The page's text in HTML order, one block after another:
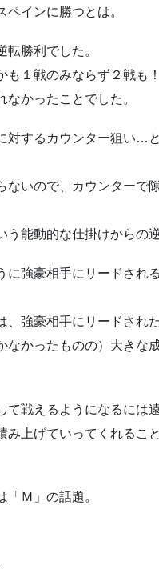
インに勝つとは。
勝利でした。
も１戦のみならず２戦も
かったことでした。
対するカウンター狙い…
いので、カウンターで
能動的な仕掛けからの
に強豪相手にリードされ
強豪相手にリードされ
かったものの）大きな
戦えるようになるには
上げていってくれるこ
Ｍ」の話題。